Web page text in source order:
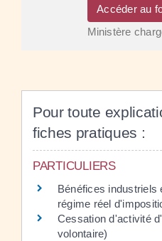
Accéder au
Ministère
Pour toute
fiches pratiques :
PARTICULIERS
Bénéfices industriels
régime réel
Cessation d'activité
volontaire)